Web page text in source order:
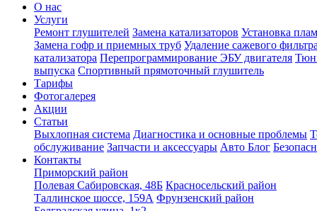
О нас
Услуги
Ремонт глушителей Замена катализаторов Установка
Замена гофр и приемных труб Удаление сажевого
катализатора Перепрограммирование ЭБУ двигателя
выпуска Спортивный прямоточный глушитель
Тарифы
Фотогалерея
Акции
Статьи
Выхлопная система Диагностика и основные проблемы
обслуживание Запчасти и аксессуары Авто Блог
Контакты
Приморский район
Полевая Сабировская, 48Б Красносельский район
Таллинское шоссе, 159А Фрунзенский район